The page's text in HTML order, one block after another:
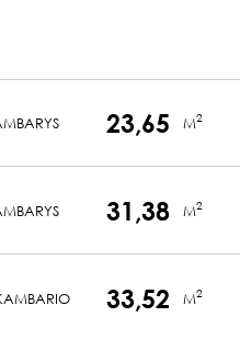
23,65 M2
31,38 M2
33,52 M2